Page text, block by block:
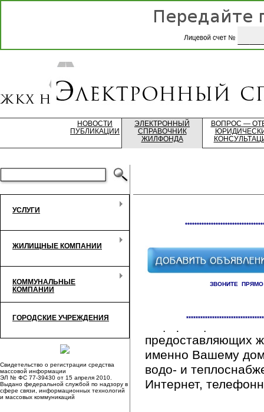
НОВОСТИ
ПУБЛИКАЦИИ
ЭЛЕКТРОННЫЙ
СПРАВОЧНИК
ЖИЛФОНДА
ВОПРОС —
УСЛУГИ
ЖИЛИЩНЫЕ КОМПАНИИ
КОММУНАЛЬНЫЕ
КОМПАНИИ
ГОРОДСКИЕ УЧРЕЖДЕНИЯ
Свидетельство о регистрации средства
массовой информации
ЭЛ № ФС 77-39430 от 15 апреля 2010.
Выдано федеральной службой по надзору в
сфере связи, информационных технологий
и массовых коммуникаций
ЗВОНИТЕ
предоставляющих
именно Вашему
водо- и
Интернет,